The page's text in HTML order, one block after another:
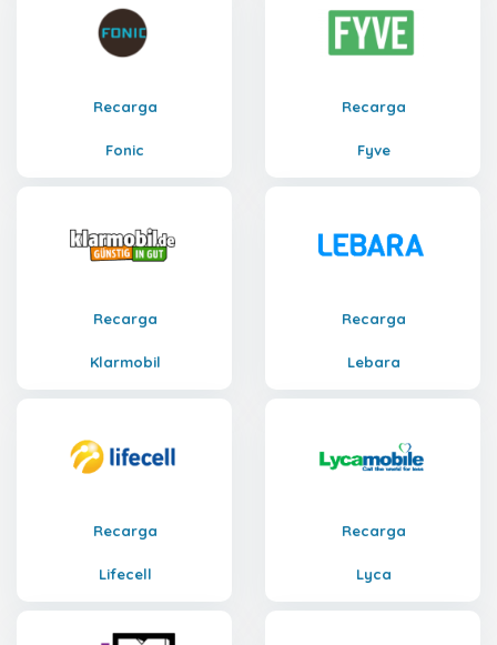
Recarga
Fonic
Recarga
Fyve
Recarga
Klarmobil
Recarga
Lebara
Recarga
Lifecell
Recarga
Lyca